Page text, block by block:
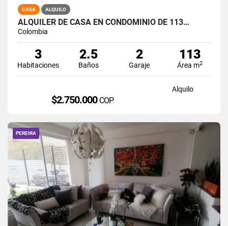
CASA ALQUILO
ALQUILER DE CASA EN CONDOMINIO DE 113…
Colombia
3
Habitaciones
2.5
Baños
2
Garaje
113
Área m2
Alquilo
$2.750.000 COP
PEREIRA